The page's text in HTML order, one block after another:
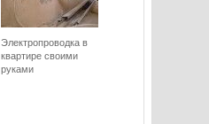
Электропроводка в
квартире своими
руками